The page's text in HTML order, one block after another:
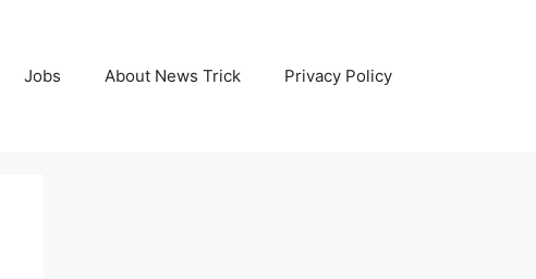
Jobs About News Trick Privacy Policy